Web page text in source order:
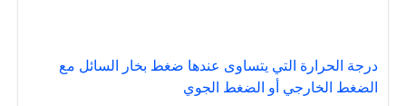
درجة الحرارة التي يتساوى عندها ضغط بخار السائل مع
الضغط الخارجي أو الضغط الجوي